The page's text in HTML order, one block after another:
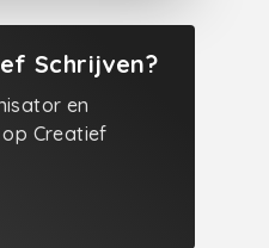
Schrijven?
en
Creatief